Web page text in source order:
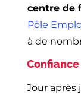
centre de
Pôle
à de
Confiance
Jour après